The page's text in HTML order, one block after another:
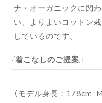
ナ・オーガニックに関
い、よりよいコットン
しているのです。
着こなしのご提案
（モデル身長：178cm,